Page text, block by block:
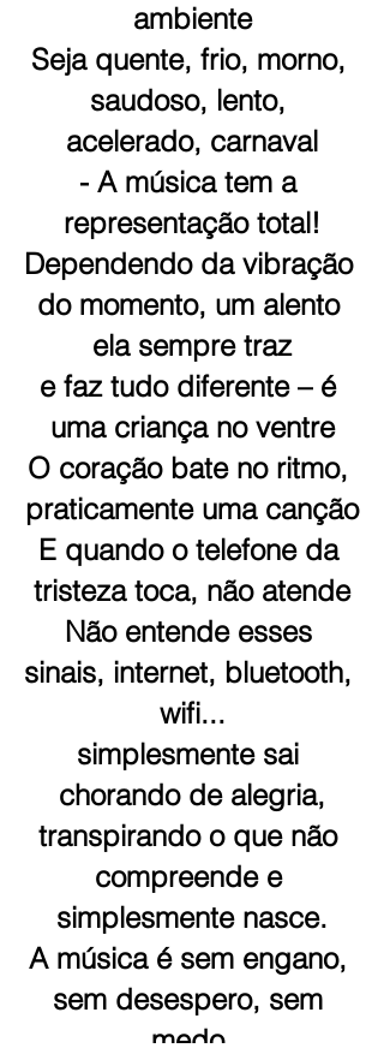
ambiente
Seja quente, frio, morno,
saudoso, lento,
acelerado, carnaval
- A música tem a
representação total!
Dependendo da vibração
do momento, um alento
ela sempre traz
e faz tudo diferente – é
uma criança no ventre
O coração bate no ritmo,
praticamente uma canção
E quando o telefone da
tristeza toca, não atende
Não entende esses
sinais, internet, bluetooth,
wifi...
simplesmente sai
chorando de alegria,
transpirando o que não
compreende e
simplesmente nasce.
A música é sem engano,
sem desespero, sem
medo,